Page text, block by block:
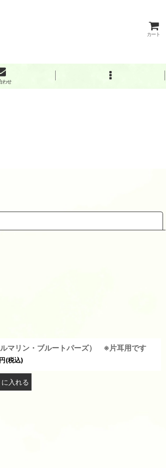
カート
わせ
リン・ブルートパーズ） ※片耳用です
(税込)
入れる